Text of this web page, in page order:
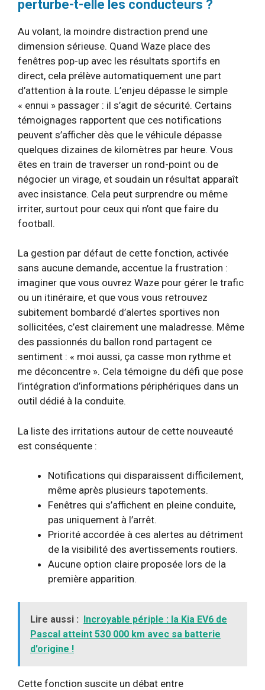
perturbe-t-elle les conducteurs ?
Au volant, la moindre distraction prend une
dimension sérieuse. Quand Waze place des
fenêtres pop-up avec les résultats sportifs en
direct, cela prélève automatiquement une part
d’attention à la route. L’enjeu dépasse le simple
« ennui » passager : il s’agit de sécurité. Certains
témoignages rapportent que ces notifications
peuvent s’afficher dès que le véhicule dépasse
quelques dizaines de kilomètres par heure. Vous
êtes en train de traverser un rond-point ou de
négocier un virage, et soudain un résultat apparaît
avec insistance. Cela peut surprendre ou même
irriter, surtout pour ceux qui n’ont que faire du
football.
La gestion par défaut de cette fonction, activée
sans aucune demande, accentue la frustration :
imaginer que vous ouvrez Waze pour gérer le trafic
ou un itinéraire, et que vous vous retrouvez
subitement bombardé d’alertes sportives non
sollicitées, c’est clairement une maladresse. Même
des passionnés du ballon rond partagent ce
sentiment : « moi aussi, ça casse mon rythme et
me déconcentre ». Cela témoigne du défi que pose
l’intégration d’informations périphériques dans un
outil dédié à la conduite.
La liste des irritations autour de cette nouveauté
est conséquente :
Notifications qui disparaissent difficilement,
même après plusieurs tapotements.
Fenêtres qui s’affichent en pleine conduite,
pas uniquement à l’arrêt.
Priorité accordée à ces alertes au détriment
de la visibilité des avertissements routiers.
Aucune option claire proposée lors de la
première apparition.
Lire aussi : Incroyable périple : la Kia EV6 de
Pascal atteint 530 000 km avec sa batterie
d'origine !
Cette fonction suscite un débat entre